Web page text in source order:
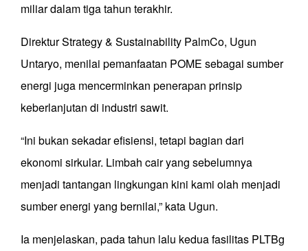
miliar dalam tiga tahun terakhir.
Direktur Strategy & Sustainability PalmCo, Ugun
Untaryo, menilai pemanfaatan POME sebagai sumber
energi juga mencerminkan penerapan prinsip
keberlanjutan di industri sawit.
“Ini bukan sekadar efisiensi, tetapi bagian dari
ekonomi sirkular. Limbah cair yang sebelumnya
menjadi tantangan lingkungan kini kami olah menjadi
sumber energi yang bernilai,” kata Ugun.
Ia menjelaskan, pada tahun lalu kedua fasilitas PLTBg